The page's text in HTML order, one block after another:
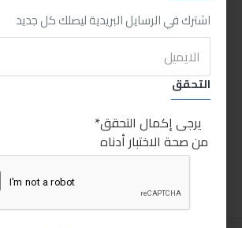
اشترك في الرسايل البريدية ليصلك كل جديد
التحقق
يرجى إكمال التحقق
من صحة الاختبار أدناه
120.00LE
اضافة للسلة اضافة للسلة